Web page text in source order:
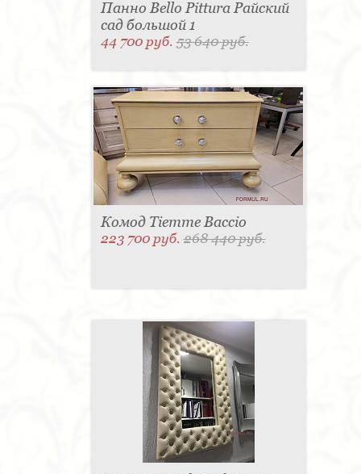
Панно Bello Pittura Райский
сад большой 1
44 700 руб.53 640 руб.
Комод Tiemme Baccio
223 700 руб.268 440 руб.